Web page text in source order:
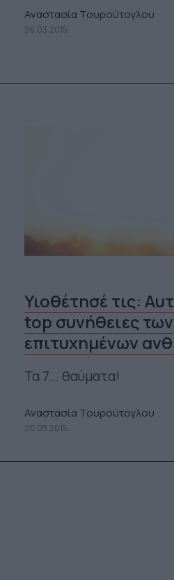
Αναστασία Τουρούτογλου
26.03.2015
Υιοθέτησέ τις:
top συνήθειες των
επιτυχημένων
Τα 7... θαύματα!
Αναστασία Τουρούτογλου
20.03.2015